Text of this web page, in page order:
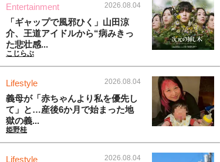
Entertainment 2026.08.04
「ギャップで風邪ひく」山田涼
介、王道アイドルから“病みきっ
た悲壮感...
こじらぶ
Lifestyle 2026.08.04
義母が「赤ちゃんより私を優先し
て」と…産後6か月で始まった地
獄の義...
姫野桂
Lifestyle 2026.08.04